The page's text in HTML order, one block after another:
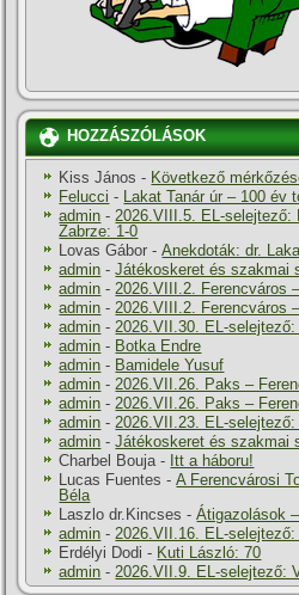
HOZZÁSZÓLÁSOK
Kiss János - Következő
Felucci - Lakat Tanár úr – 100 év
admin -2026.VIII.5. EL-selejtező:
Zabrze: 1-0
Lovas Gábor -Anekdoták: dr.
admin -Játékoskeret és szakmai
admin -2026.VIII.2. Ferencváros
admin -2026.VIII.2. Ferencváros
admin -2026.VII.30. EL-
admin - Botka Endre
admin - Bamidele Yusuf
admin -2026.VII.26. Paks –
admin -2026.VII.26. Paks –
admin -2026.VII.23. EL-
admin -Játékoskeret és szakmai
Charbel Bouja- Itt a háboru!
Lucas Fuentes -A Ferencvárosi
Béla
Laszlo dr.Kincses -Átigazolások
admin -2026.VII.16. EL-
Erdélyi Dodi - Kuti László: 70
admin -2026.VII.9. EL-selejtező: